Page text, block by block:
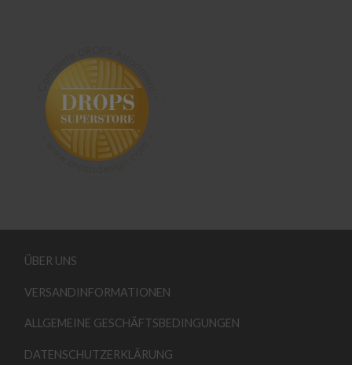
ÜBER UNS
VERSANDINFORMATIONEN
ALLGEMEINE GESCHÄFTSBEDINGUNGEN
DATENSCHUTZERKLÄRUNG